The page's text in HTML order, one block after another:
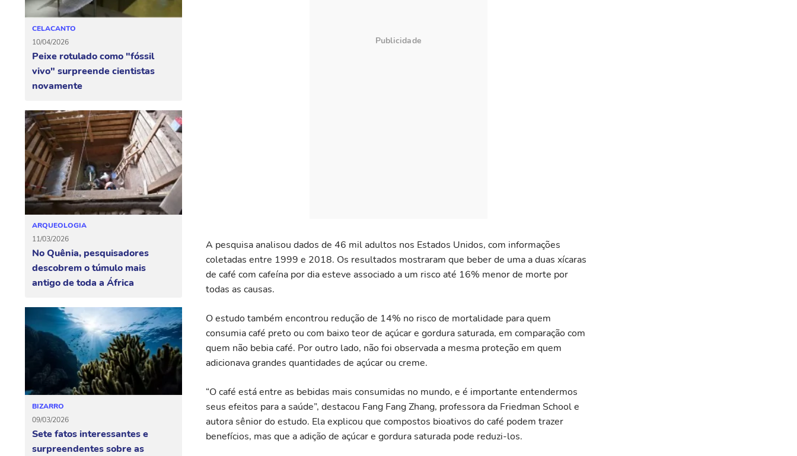
CELACANTO
10/04/2026
Peixe rotulado como "fóssil
vivo" surpreende cientistas
novamente
ARQUEOLOGIA
11/03/2026
No Quênia, pesquisadores
descobrem o túmulo mais
antigo de toda a África
BIZARRO
09/03/2026
Sete fatos interessantes e
surpreendentes sobre as
A pesquisa analisou dados de 46 mil adultos nos Estados Unidos, com informações
coletadas entre 1999 e 2018. Os resultados mostraram que beber de uma a duas xícaras
de café com cafeína por dia esteve associado a um risco até 16% menor de morte por
todas as causas.
O estudo também encontrou redução de 14% no risco de mortalidade para quem
consumia café preto ou com baixo teor de açúcar e gordura saturada, em comparação com
quem não bebia café. Por outro lado, não foi observada a mesma proteção em quem
adicionava grandes quantidades de açúcar ou creme.
“O café está entre as bebidas mais consumidas no mundo, e é importante entendermos
seus efeitos para a saúde”, destacou Fang Fang Zhang, professora da Friedman School e
autora sênior do estudo. Ela explicou que compostos bioativos do café podem trazer
benefícios, mas que a adição de açúcar e gordura saturada pode reduzi-los.